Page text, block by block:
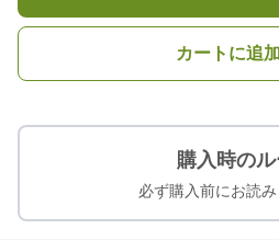
カートに追
購入時の
必ず購入前にお読み